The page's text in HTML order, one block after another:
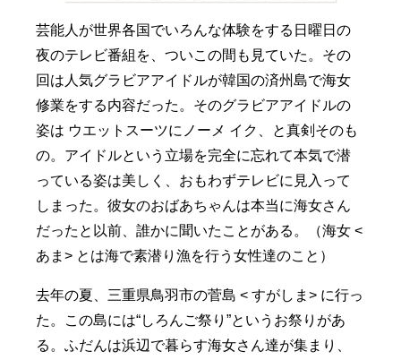
芸能人が世界各国でいろんな体験をする日曜日の
夜のテレビ番組を、ついこの間も見ていた。その
回は人気グラビアアイドルが韓国の済州島で海女
修業をする内容だった。そのグラビアアイドルの
姿は ウエットスーツにノーメ イク、と真剣そのも
の。アイドルという立場を完全に忘れて本気で潜
っている姿は美しく、おもわずテレビに見入って
しまった。彼女のおばあちゃんは本当に海女さん
だったと以前、誰かに聞いたことがある。（海女 <
あま> とは海で素潜り漁を行う女性達のこと）
去年の夏、三重県鳥羽市の菅島 < すがしま> に行っ
た。この島には“しろんご祭り”というお祭りがあ
る。ふだんは浜辺で暮らす海女さん達が集まり、